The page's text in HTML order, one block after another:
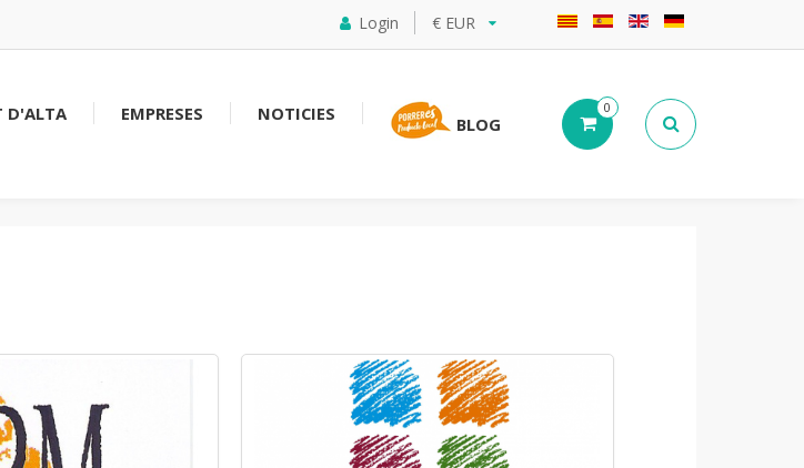
Login € EUR
D'ALTA EMPRESES NOTICIES
BLOG
0